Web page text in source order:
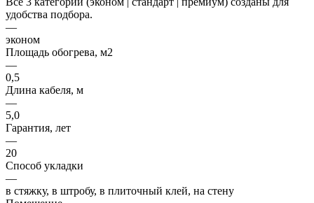
удобства подбора.
—
эконом
Площадь обогрева, м2
—
0,5
Длина кабеля, м
—
5,0
Гарантия, лет
—
20
Способ укладки
—
в стяжку, в штробу, в плиточный клей, на стену